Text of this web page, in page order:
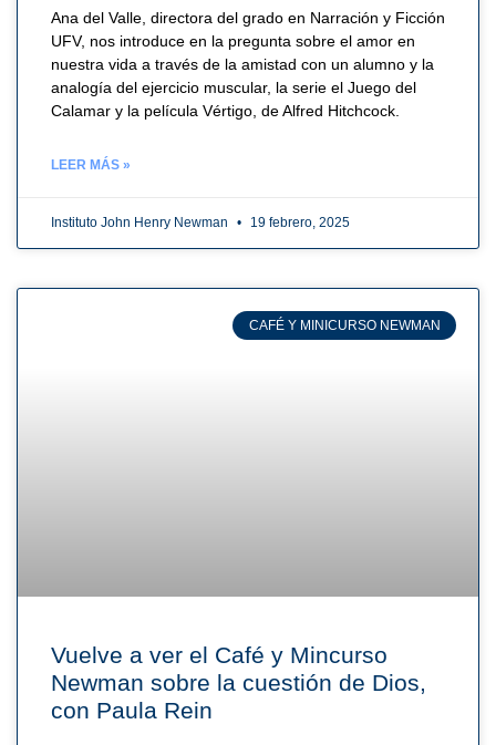
Ana del Valle, directora del grado en Narración y Ficción
UFV, nos introduce en la pregunta sobre el amor en
nuestra vida a través de la amistad con un alumno y la
analogía del ejercicio muscular, la serie el Juego del
Calamar y la película Vértigo, de Alfred Hitchcock.
LEER MÁS »
Instituto John Henry Newman 19 febrero, 2025
CAFÉ Y MINICURSO NEWMAN
Vuelve a ver el Café y Mincurso
Newman sobre la cuestión de Dios,
con Paula Rein